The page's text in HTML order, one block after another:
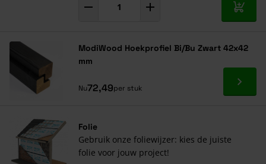
In
ModiWood Hoekprofiel Bi/Bu Zwart 42x42
mm
Nu72,49per stuk Ga
Folie
Gebruik onze foliewijzer: kies de juiste
folie voor jouw project!